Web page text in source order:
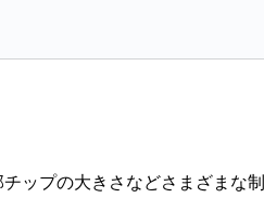
ップの大きさなどさまざまな